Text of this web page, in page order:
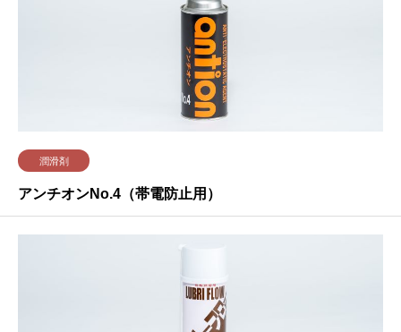
潤滑剤
アンチオンNo.4（帯電防止用）